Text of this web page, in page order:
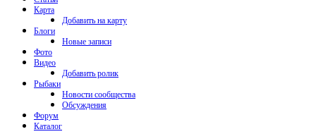
Карта
Добавить на карту
Блоги
Новые записи
Фото
Видео
Добавить ролик
Рыбаки
Новости сообщества
Обсуждения
Форум
Каталог